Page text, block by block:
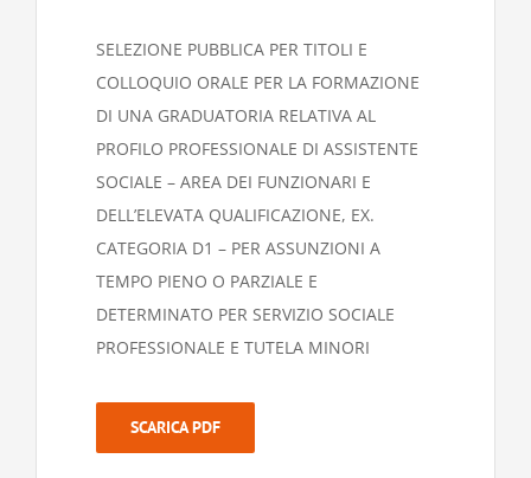
SELEZIONE PUBBLICA PER TITOLI E
COLLOQUIO ORALE PER LA FORMAZIONE
DI UNA GRADUATORIA RELATIVA AL
PROFILO PROFESSIONALE DI ASSISTENTE
SOCIALE – AREA DEI FUNZIONARI E
DELL’ELEVATA QUALIFICAZIONE, EX.
CATEGORIA D1 – PER ASSUNZIONI A
TEMPO PIENO O PARZIALE E
DETERMINATO PER SERVIZIO SOCIALE
PROFESSIONALE E TUTELA MINORI
SCARICA PDF